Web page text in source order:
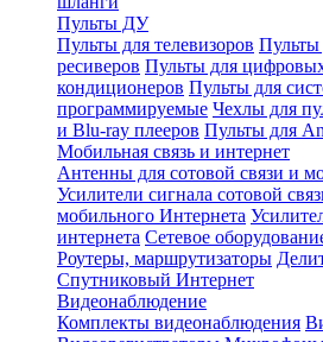
Пульты ДУ
Пульты для телевизоров Пульты
ресиверов Пульты для
кондиционеров Пульты для
программируемые Чехлы для
и Blu-ray плееров Пульты для
Мобильная связь и интернет
Антенны для сотовой связи и
Усилители сигнала сотовой
мобильного Интернета
интернета Сетевое
Роутеры, маршрутизаторы
Спутниковый Интернет
Видеонаблюдение
Комплекты видеонаблюдения